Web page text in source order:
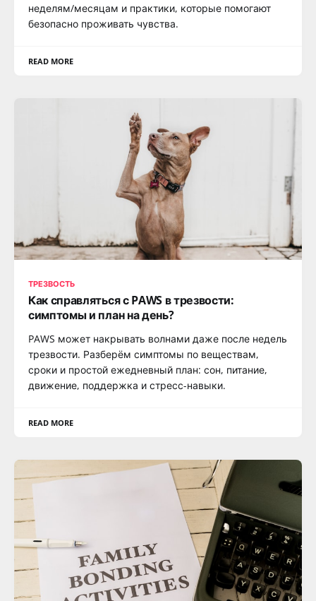
неделям/месяцам и практики, которые помогают
безопасно проживать чувства.
READ MORE
ТРЕЗВОСТЬ
Как справляться с PAWS в трезвости:
симптомы и план на день?
PAWS может накрывать волнами даже после недель
трезвости. Разберём симптомы по веществам,
сроки и простой ежедневный план: сон, питание,
движение, поддержка и стресс-навыки.
READ MORE